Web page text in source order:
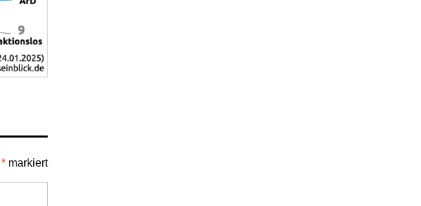
* markiert